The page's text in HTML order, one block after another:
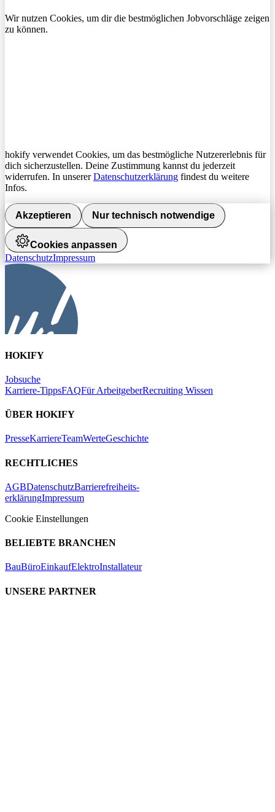
Wir nutzen Cookies, um dir die bestmöglichen Jobvorschläge zeigen
zu können.
hokify verwendet Cookies, um das bestmögliche Nutzererlebnis für
dich sicherzustellen. Deine Zustimmung kannst du jederzeit
widerrufen. In unsererDatenschutzerklärung findest du weitere
Infos.
Akzeptieren Nur technisch notwendige
Cookies anpassen
DatenschutzImpressum
HOKIFY
Jobsuche
Karriere-TippsFAQFür ArbeitgeberRecruiting Wissen
ÜBER HOKIFY
PresseKarriereTeamWerteGeschichte
RECHTLICHES
AGBDatenschutzBarrierefreiheits-
erklärungImpressum
Cookie Einstellungen
BELIEBTE BRANCHEN
BauBüroEinkaufElektroInstallateur
UNSERE PARTNER